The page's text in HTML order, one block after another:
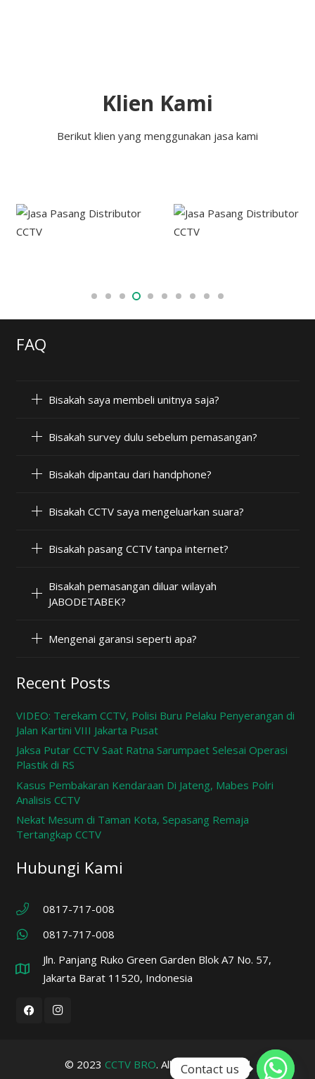
Klien Kami
Berikut klien yang menggunakan jasa kami
FAQ
Bisakah saya membeli unitnya saja?
Bisakah survey dulu sebelum pemasangan?
Bisakah dipantau dari handphone?
Bisakah CCTV saya mengeluarkan suara?
Bisakah pasang CCTV tanpa internet?
Bisakah pemasangan diluar wilayah
JABODETABEK?
Mengenai garansi seperti apa?
Recent Posts
VIDEO: Terekam CCTV, Polisi Buru Pelaku Penyerangan di
Jalan Kartini VIII Jakarta Pusat
Jaksa Putar CCTV Saat Ratna Sarumpaet Selesai Operasi
Plastik di RS
Kasus Pembakaran Kendaraan Di Jateng, Mabes Polri
Analisis CCTV
Nekat Mesum di Taman Kota, Sepasang Remaja
Tertangkap CCTV
Hubungi Kami
0817-717-008
0817-717-008
Jln. Panjang Ruko Green Garden Blok A7 No. 57,
Jakarta Barat 11520, Indonesia
© 2023 CCTV BRO. All rights reserved
Contact us